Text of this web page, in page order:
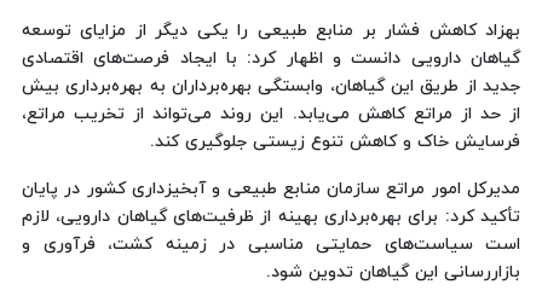
بهزاد کاهش فشار بر منابع طبیعی را یکی دیگر از مزایای توسعه
گیاهان دارویی دانست و اظهار کرد: با ایجاد فرصت‌های اقتصادی
جدید از طریق این گیاهان، وابستگی بهره‌برداران به بهره‌برداری بیش
از حد از مراتع کاهش می‌یابد. این روند می‌تواند از تخریب مراتع،
فرسایش خاک و کاهش تنوع زیستی جلوگیری کند.
مدیرکل امور مراتع سازمان منابع طبیعی و آبخیزداری کشور در پایان
تأکید کرد: برای بهره‌برداری بهینه از ظرفیت‌های گیاهان دارویی، لازم
است سیاست‌های حمایتی مناسبی در زمینه کشت، فرآوری و
بازاررسانی این گیاهان تدوین شود.